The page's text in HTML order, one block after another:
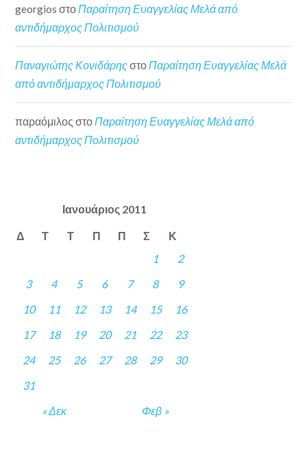
georgios στοΠαραίτηση Ευαγγελίας Μελά από
αντιδήμαρχος Πολιτισμού
Παναγιώτης ΚονιδάρηςστοΠαραίτηση Ευαγγελίας Μελά
από αντιδήμαρχος Πολιτισμού
παραόμιλος στοΠαραίτηση Ευαγγελίας Μελά από
αντιδήμαρχος Πολιτισμού
Ιανουάριος 2011
Δ Τ Τ Π Π Σ Κ
« Δεκ Φεβ »
1
2
3
4 5 6 7 8
9
10
11 12 13 14 15
16
17
18 19 20 21 22
23
24
25 26 27 28 29
30
31